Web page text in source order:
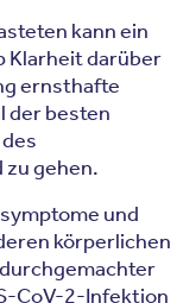
kann ein
Klarheit darüber
ernsthafte
der besten
gehen.
und
körperlichen
CoV-2-Infektion